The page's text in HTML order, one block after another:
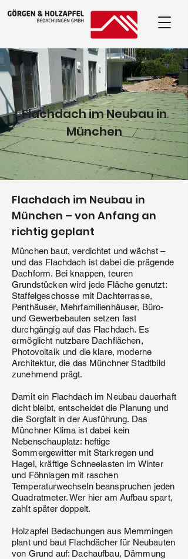
Flachdach im Neubau in
München
Flachdach im Neubau in
München – von Anfang an
richtig geplant
München baut, verdichtet und wächst –
und das Flachdach ist dabei die prägende
Dachform. Bei knappen, teuren
Grundstücken wird jede Fläche genutzt:
Staffelgeschosse mit Dachterrasse,
Penthäuser, Mehrfamilienhäuser, Büro-
und Gewerbebauten setzen fast
durchgängig auf das Flachdach. Es
ermöglicht nutzbare Dachflächen,
Photovoltaik und die klare, moderne
Architektur, die das Münchner Stadtbild
zunehmend prägt.
Damit ein Flachdach im Neubau dauerhaft
dicht bleibt, entscheidet die Planung und
die Sorgfalt in der Ausführung. Das
Münchner Klima ist dabei kein
Nebenschauplatz: heftige
Sommergewitter mit Starkregen und
Hagel, kräftige Schneelasten im Winter
und Föhnlagen mit raschen
Temperaturwechseln beanspruchen jeden
Quadratmeter. Wer hier am Aufbau spart,
zahlt später doppelt.
Holzapfel Bedachungen aus Memmingen
plant und baut Flachdächer für Neubauten
von Grund auf: Dachaufbau, Dämmung